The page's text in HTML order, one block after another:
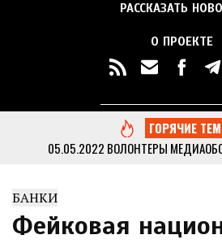
РАССКАЗАТЬ
О ПРОЕКТЕ
Форма поискаГОРЯЧИЕ
05.05.2022 ВОЛОНТЕРЫ
13.05.2022
ПРИВЕЗ ГУМАНИТАРНУЮ ПОМОЩЬ В
05.05.2022МЕДИАОБОРОНА
БАНКИ
Фейковая